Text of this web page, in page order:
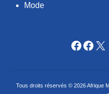
Mode
X
Tous droits réservés © 2026 Afrique